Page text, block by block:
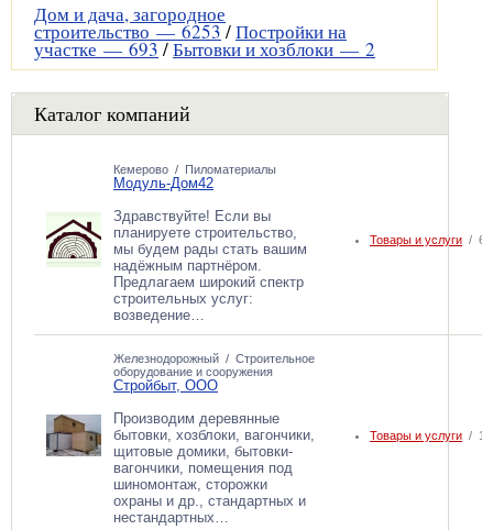
Дом и дача, загородное
строительство —6253/Постройки на
участке —693/Бытовки и хозблоки — 2
Каталог компаний
Кемерово / Пиломатериалы
Модуль-Дом42
Здравствуйте! Если вы
планируете строительство,
мы будем рады стать вашим
надёжным партнёром.
Предлагаем широкий спектр
строительных услуг:
возведение…
Товары и услуги / 6
Железнодорожный / Строительное
оборудование и сооружения
Стройбыт, ООО
Производим деревянные
бытовки, хозблоки, вагончики,
щитовые домики, бытовки-
вагончики, помещения под
шиномонтаж, сторожки
охраны и др., стандартных и
нестандартных…
Товары и услуги / 1